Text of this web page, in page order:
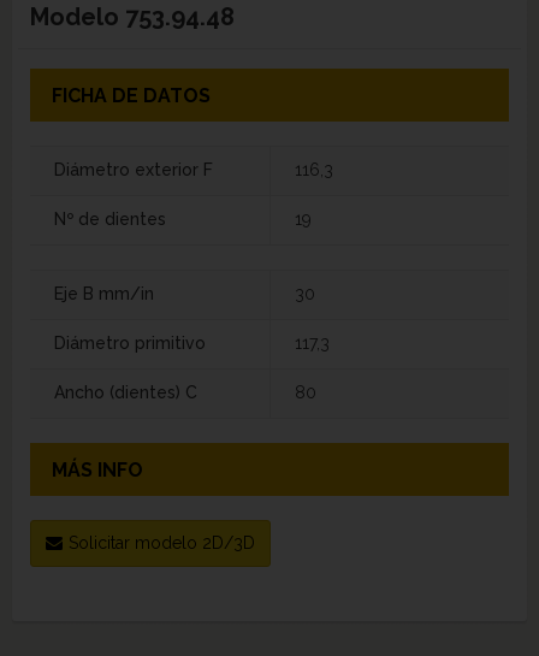
Modelo 753.94.48
FICHA DE DATOS
Diámetro exterior F 116,3
Nº de dientes 19
Eje B mm/in 30
Diámetro primitivo 117,3
Ancho (dientes) C 80
MÁS INFO
Solicitar modelo 2D/3D